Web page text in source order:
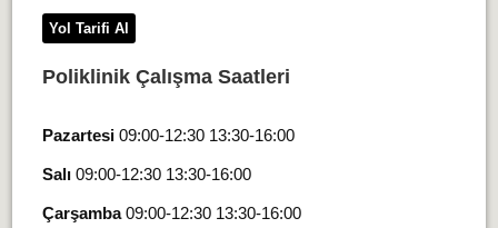
Yol Tarifi Al
Poliklinik Çalışma Saatleri
Pazartesi09:00-12:30 13:30-16:00
Salı09:00-12:30 13:30-16:00
Çarşamba09:00-12:30 13:30-16:00